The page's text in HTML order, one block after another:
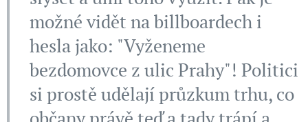
možné vidět na billboardech i
hesla jako: "Vyženeme
bezdomovce z ulic Prahy"! Politici
si prostě udělají průzkum trhu, co